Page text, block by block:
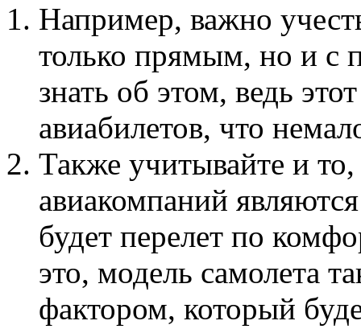
Например, важно
только прямым, но и с
знать об этом, ведь
авиабилетов, что
Также учитывайте и
авиакомпаний
будет перелет по
это, модель самолета
фактором, который